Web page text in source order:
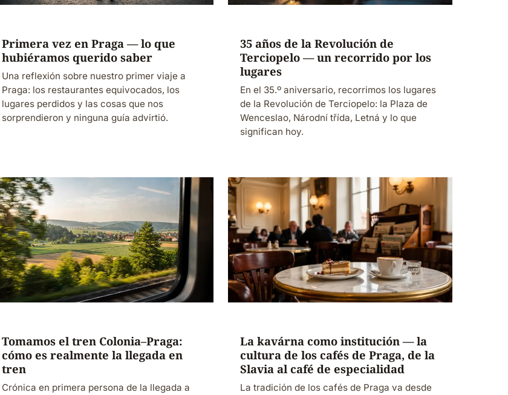
Primera vez en Praga — lo que
hubiéramos querido saber
Una reflexión sobre nuestro primer viaje a
Praga: los restaurantes equivocados, los
lugares perdidos y las cosas que nos
sorprendieron y ninguna guía advirtió.
35 años de la Revolución de
Terciopelo — un recorrido por los
lugares
En el 35.º aniversario, recorrimos los lugares
de la Revolución de Terciopelo: la Plaza de
Wenceslao, Národní třída, Letná y lo que
significan hoy.
Tomamos el tren Colonia–Praga:
cómo es realmente la llegada en
tren
Crónica en primera persona de la llegada a
La kavárna como institución — la
cultura de los cafés de Praga, de la
Slavia al café de especialidad
La tradición de los cafés de Praga va desde